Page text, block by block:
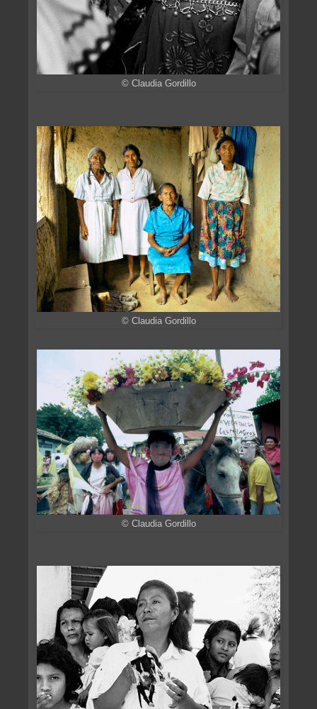
© Claudia Gordillo
© Claudia Gordillo
© Claudia Gordillo